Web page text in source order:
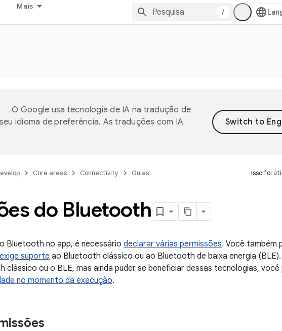
Mais
/
O Google usa tecnologia de IA na tradução de
idioma de preferência. As traduções com IA
Core areas Connectivity Guias Isso foi
do Bluetooth
Bluetooth no app, é necessário declarar várias permissões. Você também
suporte ao Bluetooth clássico ou ao Bluetooth de baixa energia (BLE).
clássico ou o BLE, mas ainda puder se beneficiar dessas tecnologias, você
no momento da execução.